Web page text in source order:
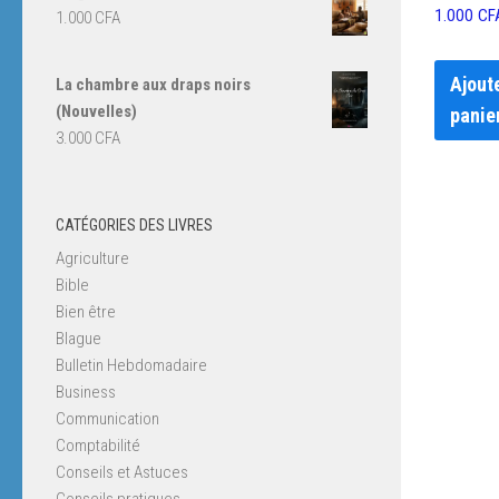
1.000
1.000 CFA
La chambre aux draps noirs
(Nouvelles)
3.000 CFA
CATÉGORIES DES LIVRES
Agriculture
Bible
Bien être
Blague
Bulletin Hebdomadaire
Business
Communication
Comptabilité
Conseils et Astuces